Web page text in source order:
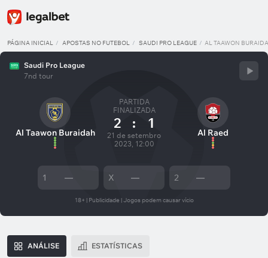
PÁGINA INICIAL APOSTAS NO FUTEBOL SAUDI PRO LEAGUE AL TAAWON
Saudi Pro League
7nd tour
Al Taawon Buraidah
PARTIDA
FINALIZADA
2 : 1
21 de setembro
2023, 12:00
Al Raed
1 — X — 2 —
18+ | Publicidade | Jogos podem causar vício
ANÁLISE ESTATÍSTICAS